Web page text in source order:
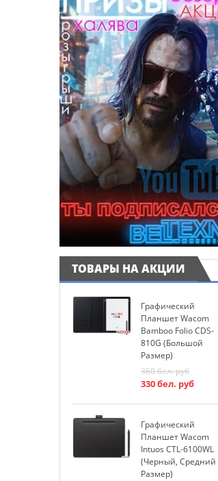
ТОВАРЫ НА АКЦИИ
Графический
Планшет Wacom
Bamboo Folio CDS-
810G (большой
Размер)
360бел. руб
330бел. руб
Графический
Планшет Wacom
Intuos CTL-6100WL
(черный, Средний
Размер)